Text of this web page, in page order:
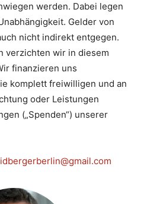
werden. Dabei legen
Gelder von
nicht indirekt entgegen.
verzichten wir in diesem
finanzieren uns
komplett freiwilligen und an
oder Leistungen
(„Spenden“) unserer